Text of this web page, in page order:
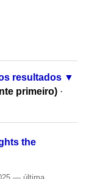
resultados
primeiro) ·
the